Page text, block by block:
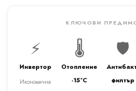
КЛЮЧОВИ
⚡
Инвертор
Икономична
🌡️
Отопление
-15°C
🛡️
филтър